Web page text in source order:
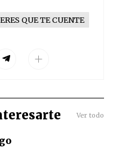
QUE TE CUENTE
Ver todo